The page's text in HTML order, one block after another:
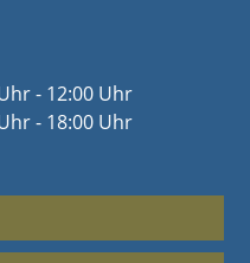
- 12:00 Uhr
- 18:00 Uhr